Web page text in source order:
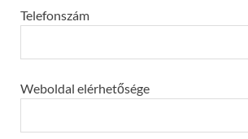
Telefonszám
Weboldal elérhetősége